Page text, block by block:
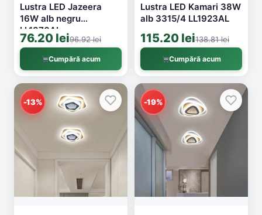
Lustra LED Jazeera
16W alb negru
LL1870AL
76.20 lei96.92 lei
Cumpără acum
Lustra LED Kamari 38W
alb 3315/4 LL1923AL
115.20 lei138.81 lei
Cumpără acum
-13% -19%